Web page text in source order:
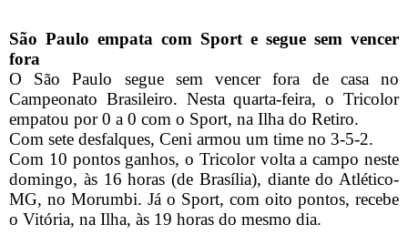
São Paulo empata com Sport e segue sem vencer
fora
O São Paulo segue sem vencer fora de casa no
Campeonato Brasileiro. Nesta quarta-feira, o Tricolor
empatou por 0 a 0 com o Sport, na Ilha do Retiro.
Com sete desfalques, Ceni armou um time no 3-5-2.
Com 10 pontos ganhos, o Tricolor volta a campo neste
domingo, às 16 horas (de Brasília), diante do Atlético-
MG, no Morumbi. Já o Sport, com oito pontos, recebe
o Vitória, na Ilha, às 19 horas do mesmo dia.